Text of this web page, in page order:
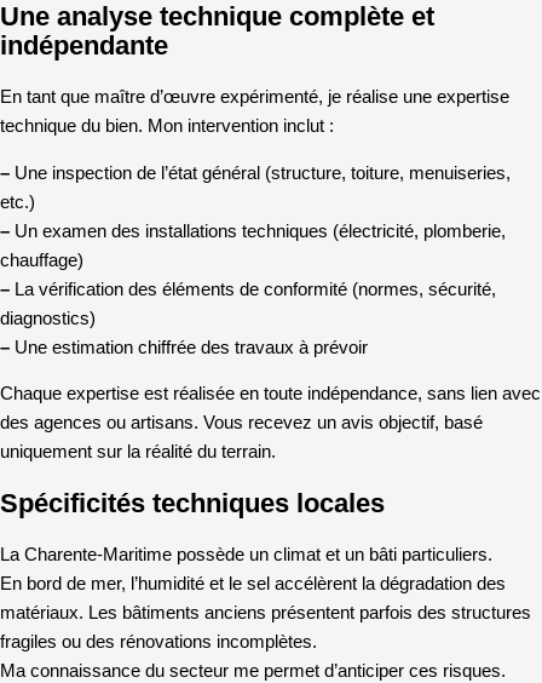
Une analyse technique complète et
indépendante
En tant que maître d’œuvre expérimenté, je réalise une expertise
technique du bien. Mon intervention inclut :
– Une inspection de l’état général (structure, toiture, menuiseries,
etc.)
– Un examen des installations techniques (électricité, plomberie,
chauffage)
– La vérification des éléments de conformité (normes, sécurité,
diagnostics)
– Une estimation chiffrée des travaux à prévoir
Chaque expertise est réalisée en toute indépendance, sans lien avec
des agences ou artisans. Vous recevez un avis objectif, basé
uniquement sur la réalité du terrain.
Spécificités techniques locales
La Charente-Maritime possède un climat et un bâti particuliers.
En bord de mer, l’humidité et le sel accélèrent la dégradation des
matériaux. Les bâtiments anciens présentent parfois des structures
fragiles ou des rénovations incomplètes.
Ma connaissance du secteur me permet d’anticiper ces risques.